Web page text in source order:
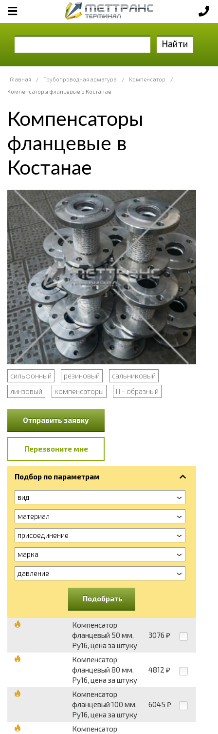
Найти
Главная / Трубопроводная арматура / Компенсатор
/
Компенсаторы фланцевые в Костанае
Компенсаторы
фланцевые в
Костанае
сильфонный резиновый
сальниковый
линзовый
компенсаторы П - образный
Отправить заявку
Перезвоните мне
Подбор по параметрам
вид
материал
присоединение
марка
давление
Подобрать
Компенсатор
фланцевый 50 мм,
Ру16, цена за штуку
3076 ₽
Компенсатор
фланцевый 80 мм,
Ру16, цена за штуку
4812 ₽
Компенсатор
фланцевый 100 мм,
Ру16, цена за штуку
6045 ₽
Компенсатор